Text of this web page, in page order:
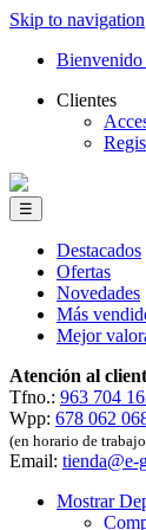
Skip to navigation
Bienvenido
Clientes
☰
Destacados
Ofertas
Novedades
Más
Mejor
Atención al
Tfno.: 963 704
Wpp: 678 062
(en horario de
Email: tienda@e-
Mostrar